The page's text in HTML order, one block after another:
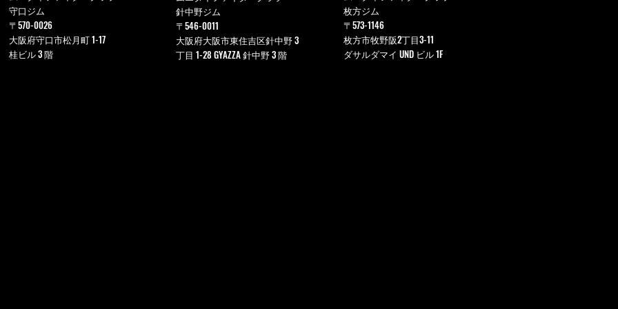
守口ジム
〒570-0026
大阪府守口市松月町 1-17
桂ビル 3 階
枚方ジム
〒573-1146
枚方市牧野阪2丁目3-11
ダサルダマイ UND ビル 1F
針中野ジム
〒546-0011
大阪府大阪市東住吉区針中野 3
丁目 1-28 GYAZZA 針中野 3 階